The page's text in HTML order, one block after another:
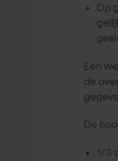
Op
Een
de
De
1/3